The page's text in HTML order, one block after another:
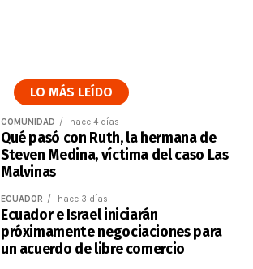
LO MÁS LEÍDO
COMUNIDAD hace 4 días
Qué pasó con Ruth, la hermana de
Steven Medina, víctima del caso Las
Malvinas
ECUADOR hace 3 días
Ecuador e Israel iniciarán
próximamente negociaciones para
un acuerdo de libre comercio